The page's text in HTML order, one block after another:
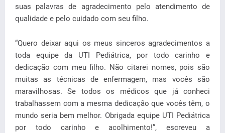
suas palavras de agradecimento pelo atendimento de
qualidade e pelo cuidado com seu filho.
“Quero deixar aqui os meus sinceros agradecimentos a
toda equipe da UTI Pediátrica, por todo carinho e
dedicação com meu filho. Não citarei nomes, pois são
muitas as técnicas de enfermagem, mas vocês são
maravilhosas. Se todos os médicos que já conheci
trabalhassem com a mesma dedicação que vocês têm, o
mundo seria bem melhor. Obrigada equipe UTI Pediátrica
por todo carinho e acolhimento!”, escreveu a